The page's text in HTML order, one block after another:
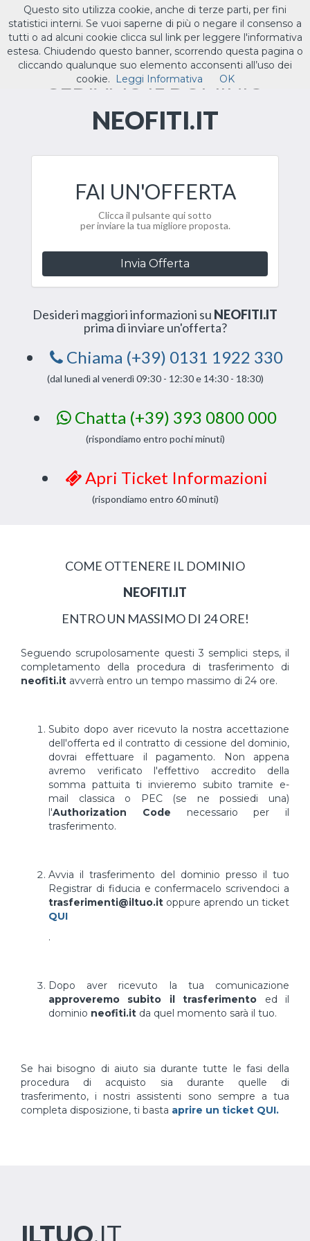
Toggle
ILTUO.IT
CEDIAMO IL DOMINIO
NEOFITI.IT
FAI UN'OFFERTA
Clicca il pulsante qui sotto
per inviare la tua migliore proposta.
Invia Offerta
Desideri maggiori informazioni su NEOFITI.IT
prima di inviare un'offerta?
Chiama (+39) 0131 1922 330
(dal lunedì al venerdì 09:30 - 12:30 e 14:30 - 18:30)
Chatta (+39) 393 0800 000
(rispondiamo entro pochi minuti)
Apri Ticket Informazioni
(rispondiamo entro 60 minuti)
COME OTTENERE IL DOMINIO
NEOFITI.IT
ENTRO UN MASSIMO DI 24 ORE!
Seguendo scrupolosamente questi 3 semplici steps, il
completamento della procedura di trasferimento di
neofiti.it avverrà entro un tempo massimo di 24 ore.
Subito dopo aver ricevuto la nostra accettazione
dell'offerta ed il contratto di cessione del dominio,
dovrai effettuare il pagamento. Non appena
avremo verificato l'effettivo accredito della
somma pattuita ti invieremo subito tramite e-
mail classica o PEC (se ne possiedi una)
l'Authorization Code necessario per il
trasferimento.
Avvia il trasferimento del dominio presso il tuo
Registrar di fiducia e confermacelo scrivendoci a
trasferimenti@iltuo.it oppure aprendo un ticket
QUI
.
Dopo aver ricevuto la tua comunicazione
approveremo subito il trasferimento ed il
dominio neofiti.it da quel momento sarà il tuo.
Se hai bisogno di aiuto sia durante tutte le fasi della
procedura di acquisto sia durante quelle di
trasferimento, i nostri assistenti sono sempre a tua
completa disposizione, ti basta aprire un ticket QUI.
ILTUO.IT
Questo sito utilizza cookie, anche di terze parti, per fini
statistici interni. Se vuoi saperne di più o negare il consenso a
tutti o ad alcuni cookie clicca sul link per leggere l'informativa
estesa. Chiudendo questo banner, scorrendo questa pagina o
cliccando qualunque suo elemento acconsenti all’uso dei
cookie.
Leggi Informativa OK